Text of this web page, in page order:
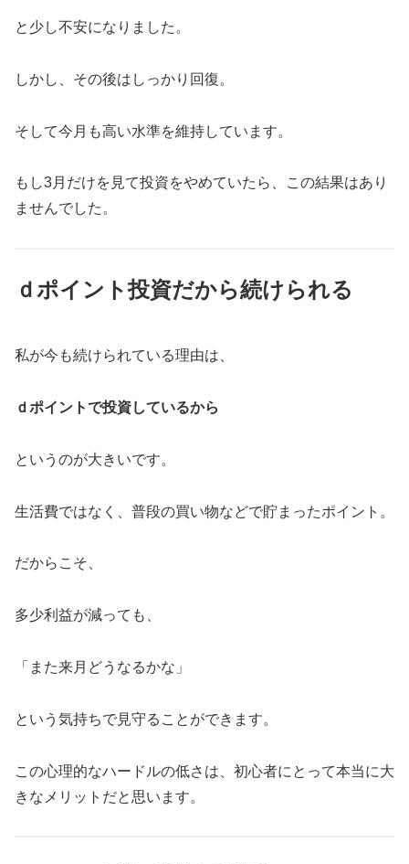
と少し不安になりました。
しかし、その後はしっかり回復。
そして今月も高い水準を維持しています。
もし3月だけを見て投資をやめていたら、この結果はあり
ませんでした。
ｄポイント投資だから続けられる
私が今も続けられている理由は、
ｄポイントで投資しているから
というのが大きいです。
生活費ではなく、普段の買い物などで貯まったポイント。
だからこそ、
多少利益が減っても、
「また来月どうなるかな」
という気持ちで見守ることができます。
この心理的なハードルの低さは、初心者にとって本当に大
きなメリットだと思います。